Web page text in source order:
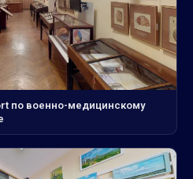
по военно-медицинскому